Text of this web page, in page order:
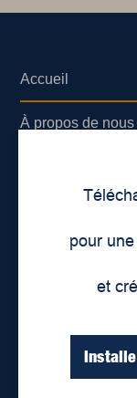
pour
et
Accueil
À propos de nous
Lieux de